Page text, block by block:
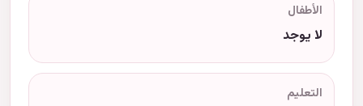
الأطفال
لا يوجد
التعليم